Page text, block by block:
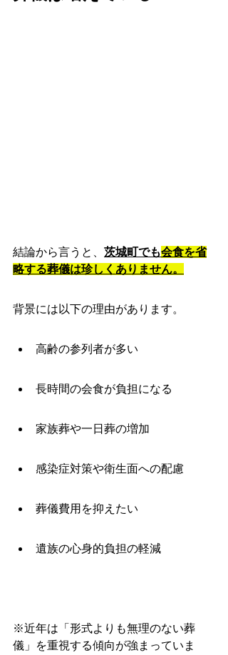
結論から言うと、 茨城町でも会食を省
略する葬儀は珍しくありません。
背景には以下の理由があります。
高齢の参列者が多い
長時間の会食が負担になる
家族葬や一日葬の増加
感染症対策や衛生面への配慮
葬儀費用を抑えたい
遺族の心身的負担の軽減
※近年は「形式よりも無理のない葬
儀」を重視する傾向が強まっていま